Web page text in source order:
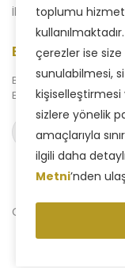
İletişim
E-Bülten
Bizden haberdar
E-Bülten sistemimize
Copyright © 2025
toplumu
çerezler ise
sunulabilmesi,
kişiselleştirmesi
sizlere yönelik
amaçlarıyla
ilgili daha
Metni’nden